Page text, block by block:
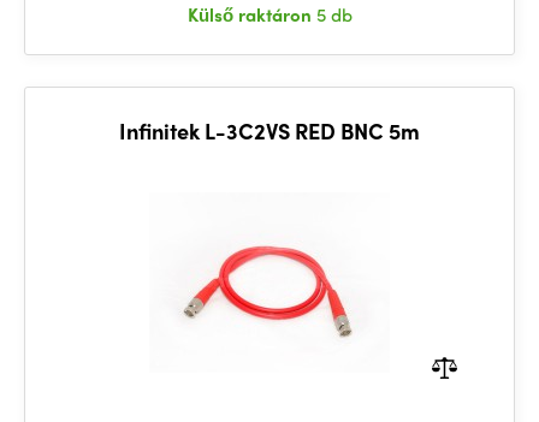
Külső raktáron 5 db
Infinitek L-3C2VS RED BNC 5m